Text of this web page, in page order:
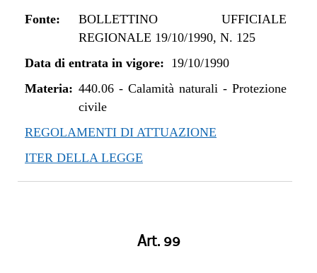
Fonte:
BOLLETTINO UFFICIALE
REGIONALE 19/10/1990, N. 125
Data di entrata in vigore: 19/10/1990
Materia: 440.06- Calamità naturali - Protezione
civile
REGOLAMENTI DI ATTUAZIONE
ITER DELLA LEGGE
Art. 99